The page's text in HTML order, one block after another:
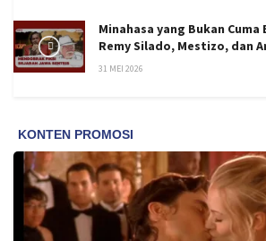
Minahasa yang Bukan Cuma
Remy Silado, Mestizo, dan
31 MEI 2026